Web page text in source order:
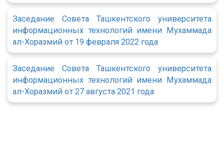
Заседание Совета Ташкентского университета
информационных технологий имени Мухаммада
ал-Хоразмий от 19 февраля 2022 года
Заседание Совета Ташкентского университета
информационных технологий имени Мухаммада
ал-Хоразмий от 27 августа 2021 года